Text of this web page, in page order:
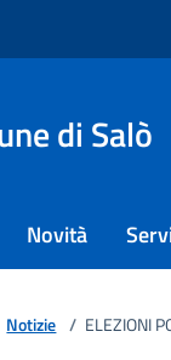
di Salò
Novità
Notizie / ELEZIONI